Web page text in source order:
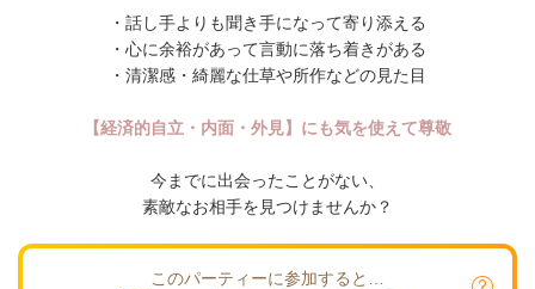
・話し手よりも聞き手になって寄り添える
・心に余裕があって言動に落ち着きがある
・清潔感・綺麗な仕草や所作などの見た目
【経済的自立・内面・外見】にも気を使えて尊敬
今までに出会ったことがない、
素敵なお相手を見つけませんか？
このパーティーに参加すると…